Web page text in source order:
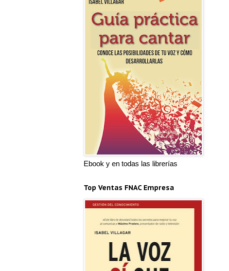
Ebook y en todas las librerías
Top Ventas FNAC Empresa